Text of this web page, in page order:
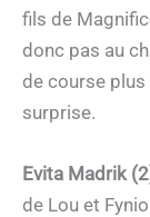
fils de
donc pas au
de course
surprise.
Evita Madrik
de Lou et